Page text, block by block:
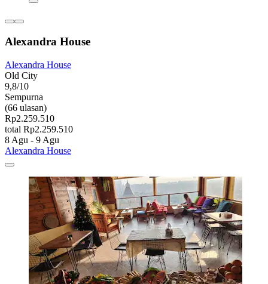
Alexandra House
Alexandra House
Old City
9,8/10
Sempurna
(66 ulasan)
Rp2.259.510
total Rp2.259.510
8 Agu - 9 Agu
Alexandra House